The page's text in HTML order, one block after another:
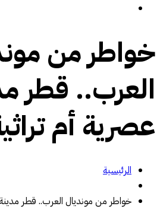
خواطر من
العرب.. قطر
عصرية أم
الرئيسية
خواطر من مونديال العرب.. قطر مدينة